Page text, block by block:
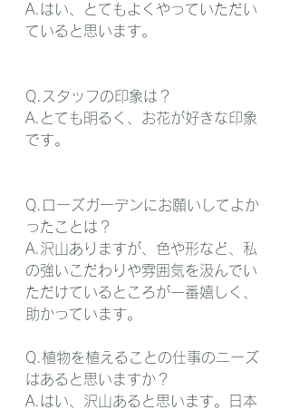
A.はい、とてもよくやっていただい
ていると思います。
Q.スタッフの印象は？
A.とても明るく、お花が好きな印象
です。
Q.ローズガーデンにお願いしてよか
ったことは？
A.沢山ありますが、色や形など、私
の強いこだわりや雰囲気を汲んでい
ただけているところが一番嬉しく、
助かっています。
Q.植物を植えることの仕事のニーズ
はあると思いますか？
A.はい、沢山あると思います。日本